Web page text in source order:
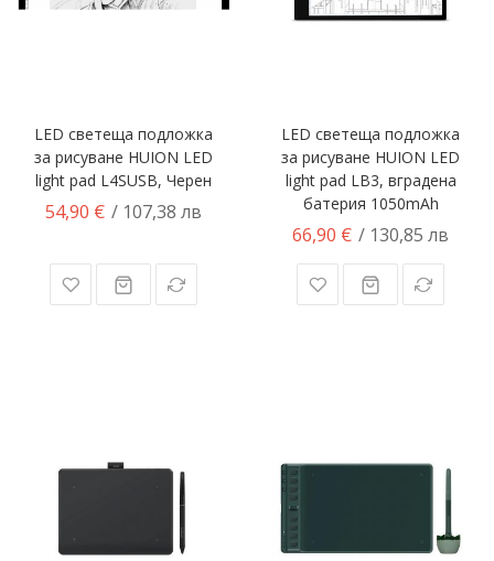
LED светеща подложка
за рисуване HUION LED
light pad L4SUSB, Черен
54,90 € / 107,38 лв
LED светеща подложка
за рисуване HUION LED
light pad LB3, вградена
батерия 1050mAh
66,90 € / 130,85 лв